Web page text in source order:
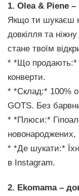
1. Olea & Piene
Якщо ти шукаєш
довкілля та
стане твоїм
* *Що продають:*
конверти.
* *Склад:* 100%
GOTS. Без
* *Плюси:*
новонароджених,
* *Де шукати:*
в Instagram.
2. Ekomama –